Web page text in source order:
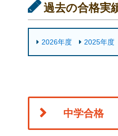
過去の合格実
2026年度 2025年度
中学合格